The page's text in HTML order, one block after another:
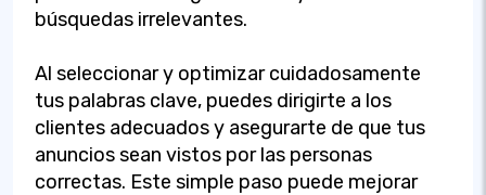
búsquedas irrelevantes.
Al seleccionar y optimizar cuidadosamente
tus palabras clave, puedes dirigirte a los
clientes adecuados y asegurarte de que tus
anuncios sean vistos por las personas
correctas. Este simple paso puede mejorar